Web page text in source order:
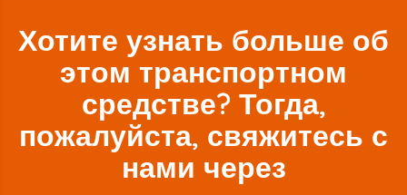
Хотите узнать больше об
этом транспортном
средстве? Тогда,
пожалуйста, свяжитесь с
нами через